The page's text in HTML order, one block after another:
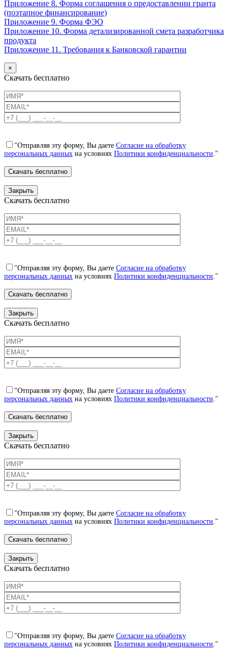
Приложение 8. Форма соглашения о предоставлении гранта
(поэтапное финансирование)
Приложение 9. Форма ФЭО
Приложение 10. Форма детализированной смета разработчика
продукта
Приложение 11. Требования к Банковской гарантии
×
Скачать бесплатно
"Отправляя эту форму, Вы даете Согласие на обработку
персональных данных на условиях Политики конфиденциальности."
Закрыть
Скачать бесплатно
"Отправляя эту форму, Вы даете Согласие на обработку
персональных данных на условиях Политики конфиденциальности."
Закрыть
Скачать бесплатно
"Отправляя эту форму, Вы даете Согласие на обработку
персональных данных на условиях Политики конфиденциальности."
Закрыть
Скачать бесплатно
"Отправляя эту форму, Вы даете Согласие на обработку
персональных данных на условиях Политики конфиденциальности."
Закрыть
Скачать бесплатно
"Отправляя эту форму, Вы даете Согласие на обработку
персональных данных на условиях Политики конфиденциальности."